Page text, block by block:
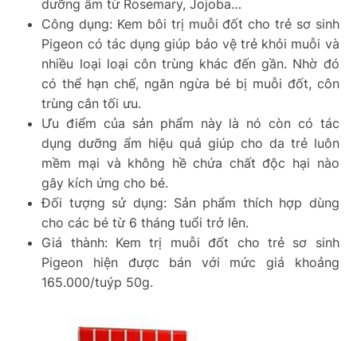
dưỡng ẩm từ Rosemary, Jojoba…
Công dụng: Kem bôi trị muỗi đốt cho trẻ sơ sinh
Pigeon có tác dụng giúp bảo vệ trẻ khỏi muỗi và
nhiều loại loại côn trùng khác đến gần. Nhờ đó
có thể hạn chế, ngăn ngừa bé bị muỗi đốt, côn
trùng cắn tối ưu.
Ưu điểm của sản phẩm này là nó còn có tác
dụng dưỡng ẩm hiệu quả giúp cho da trẻ luôn
mềm mại và không hề chứa chất độc hại nào
gây kích ứng cho bé.
Đối tượng sử dụng: Sản phẩm thích hợp dùng
cho các bé từ 6 tháng tuổi trở lên.
Giá thành: Kem trị muỗi đốt cho trẻ sơ sinh
Pigeon hiện được bán với mức giá khoảng
165.000/tuýp 50g.